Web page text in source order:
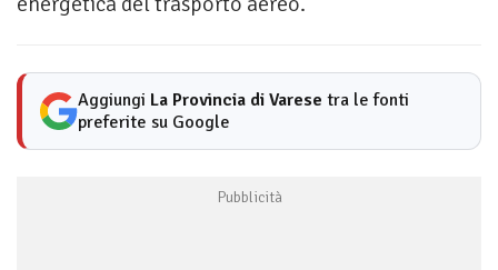
Aggiungi La Provincia di Varese tra le fonti
preferite su Google